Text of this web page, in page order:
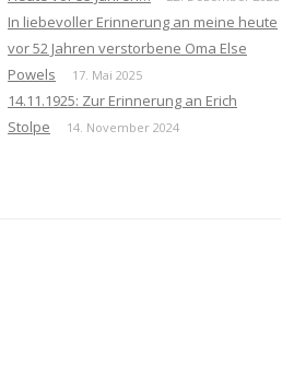
In liebevoller Erinnerung an meine heute
vor 52 Jahren verstorbene Oma Else
Powels
17. Mai 2025
14.11.1925: Zur Erinnerung an Erich
Stolpe
14. November 2024